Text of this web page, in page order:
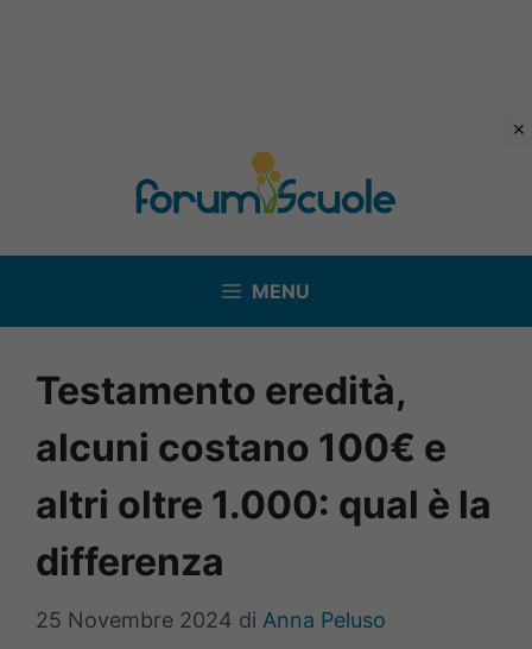
MENU
Testamento eredità,
alcuni costano 100€ e
altri oltre 1.000: qual è la
differenza
25 Novembre 2024 di Anna Peluso